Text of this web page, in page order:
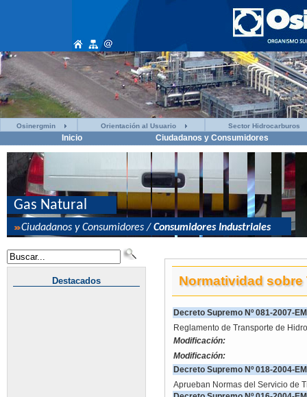
Osinergmin Orientación al Usuario Sector Hidrocarburos
Inicio Ciudadanos y Consumidores